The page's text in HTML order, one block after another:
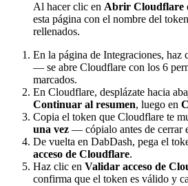
Al hacer clic en Abrir Cloudflare
esta página con el nombre del
rellenados.
En la página de Integraciones, haz
— se abre Cloudflare con los 6
marcados.
En Cloudflare, desplázate hacia
Continuar al resumen, luego en
Copia el token que Cloudflare te
una vez — cópialo antes de cerrar
De vuelta en DabDash, pega el
acceso de Cloudflare.
Haz clic en Validar acceso de
confirma que el token es válido y